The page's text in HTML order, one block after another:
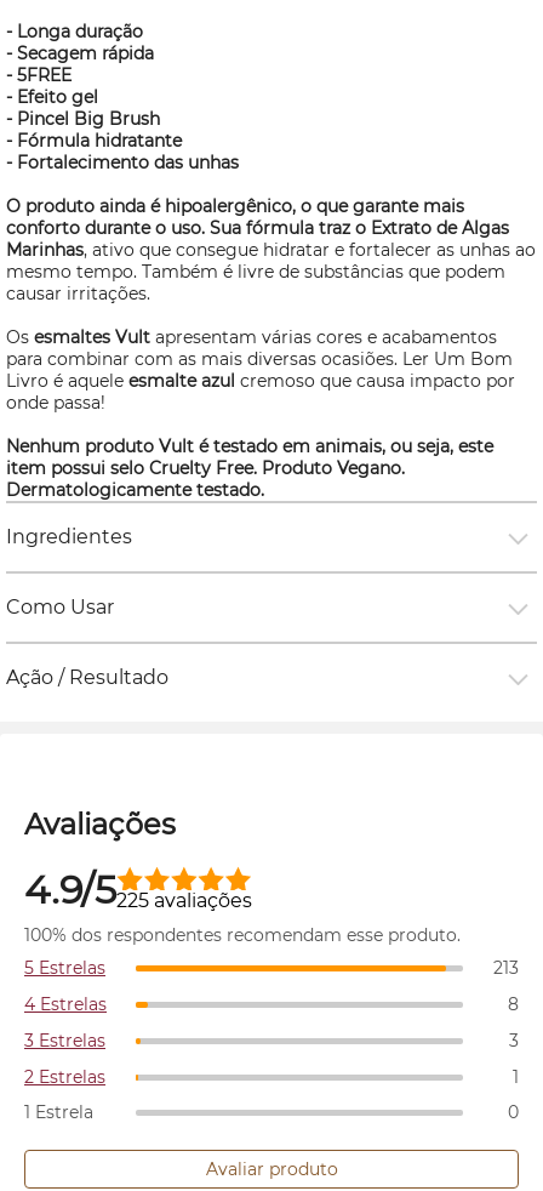
- Longa duração
- Secagem rápida
- 5FREE
- Efeito gel
- Pincel Big Brush
- Fórmula hidratante
- Fortalecimento das unhas
O produto ainda é hipoalergênico, o que garante mais
conforto durante o uso. Sua fórmula traz o Extrato de Algas
Marinhas, ativo que consegue hidratar e fortalecer as unhas ao
mesmo tempo. Também é livre de substâncias que podem
causar irritações.
Os esmaltes Vult apresentam várias cores e acabamentos
para combinar com as mais diversas ocasiões. Ler Um Bom
Livro é aquele esmalte azul cremoso que causa impacto por
onde passa!
Nenhum produto Vult é testado em animais, ou seja, este
item possui selo Cruelty Free. Produto Vegano.
Dermatologicamente testado.
Ingredientes
Como Usar
Ação / Resultado
Avaliações
4.9/5225 avaliações
100% dos respondentes recomendam esse produto.
5 Estrelas
213
4 Estrelas
8
3 Estrelas
3
2 Estrelas
1
1 Estrela
0
Avaliar produto